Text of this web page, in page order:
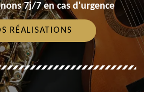
7j/7 en cas d'urgence
RÉALISATIONS